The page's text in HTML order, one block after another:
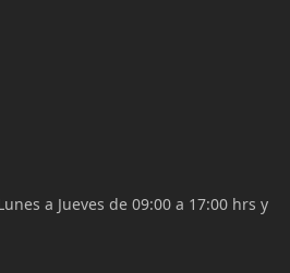
a Jueves de 09:00 a 17:00 hrs y